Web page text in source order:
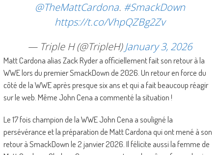
@TheMattCardona. #SmackDown
https://t.co/VhpQZBg2Zv
— Triple H (@TripleH)January 3, 2026
Matt Cardona alias Zack Ryder a officiellement fait son retour à la
WWE lors du premier SmackDown de 2026. Un retour en force du
côté de la WWE après presque six ans et qui a fait beaucoup réagir
sur le web. Même John Cena a commenté la situation !
Le 17 fois champion de la WWE John Cena a souligné la
persévérance et la préparation de Matt Cardona qui ont mené à son
retour à SmackDown le 2 janvier 2026. Il félicite aussi la femme de